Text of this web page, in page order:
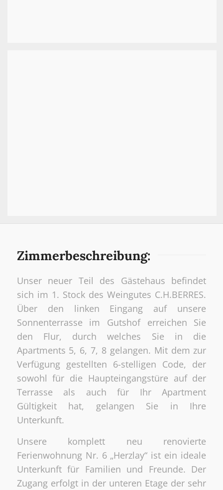
Zimmerbeschreibung:
Unser neuer Teil des Gästehaus befindet
sich im 1. Stock des Weingutes C.H.BERRES.
Über den linken Eingang auf unsere
Sonnenterrasse im Gutshof erreichen Sie
den Flur, durch welches Sie in die
Apartments 5, 6, 7, 8 gelangen. Mit dem zur
Verfügung gestellten 6-stelligen Code, der
sowohl für die Haupteingangstüre auf der
Terrasse als auch für Ihr Apartment
Gültigkeit hat, gelangen Sie in Ihre
Unterkunft.
Unsere komplett neu renovierte
Ferienwohnung Nr. 6 „Herzlay“ ist ein ideale
Unterkunft für Familien und Freunde. Der
Zugang erfolgt in der unteren Etage der sehr